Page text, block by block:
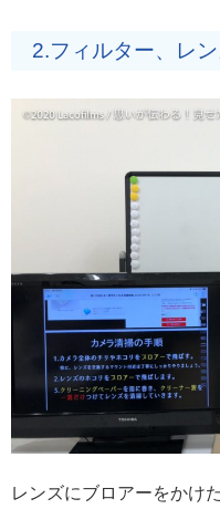
2.フィルター、レ
レンズにブロアーをかけ